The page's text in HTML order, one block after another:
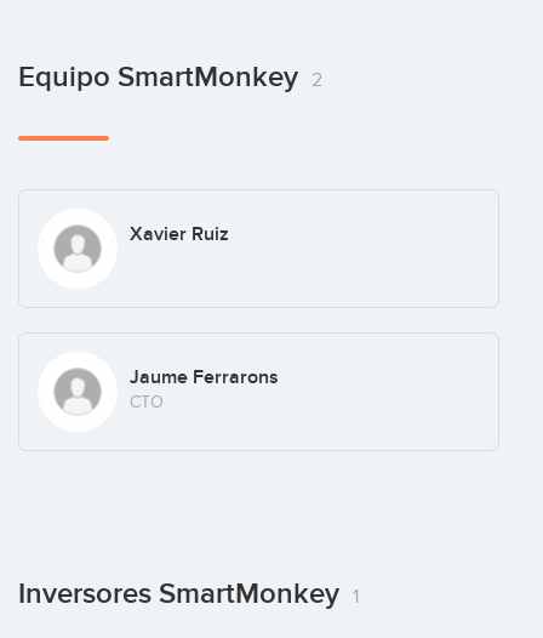
Equipo SmartMonkey 2
Xavier Ruiz
Jaume Ferrarons
CTO
Inversores SmartMonkey 1